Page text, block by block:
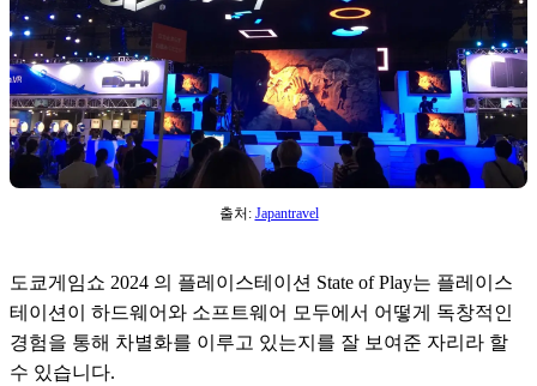
출처: Japantravel
도쿄게임쇼 2024 의 플레이스테이션 State of Play는 플레이스
테이션이 하드웨어와 소프트웨어 모두에서 어떻게 독창적인
경험을 통해 차별화를 이루고 있는지를 잘 보여준 자리라 할
수 있습니다.